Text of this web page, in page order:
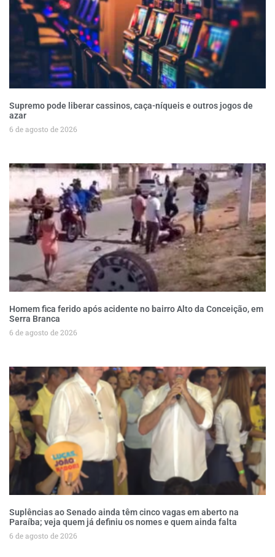
Supremo pode liberar cassinos, caça-níqueis e outros jogos de
azar
6 de agosto de 2026
Homem fica ferido após acidente no bairro Alto da Conceição, em
Serra Branca
6 de agosto de 2026
Suplências ao Senado ainda têm cinco vagas em aberto na
Paraíba; veja quem já definiu os nomes e quem ainda falta
6 de agosto de 2026